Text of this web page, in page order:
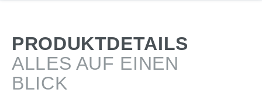
PRODUKTDETAILS
ALLES AUF EINEN
BLICK